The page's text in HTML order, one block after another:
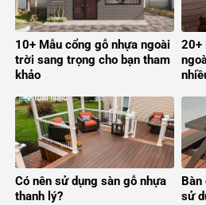
10+ Mẫu cổng gỗ nhựa ngoài
trời sang trọng cho bạn tham
khảo
20+
Có nên sử dụng sàn gỗ nhựa
thanh lý?
Bàn
sử